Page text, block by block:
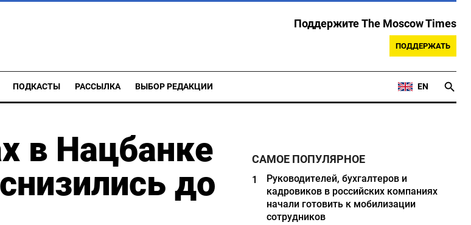
Поддержите The Moscow Times
ПОДДЕРЖАТЬ
ПОДКАСТЫ РАССЫЛКА ВЫБОР РЕДАКЦИИ EN
в Нацбанке
до
САМОЕ ПОПУЛЯРНОЕ
1
Руководителей, бухгалтеров и
кадровиков в российских компаниях
начали готовить к мобилизации
сотрудников